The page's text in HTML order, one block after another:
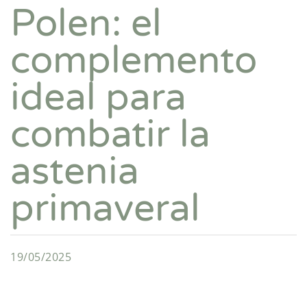
Polen: el
complemento
ideal para
combatir la
astenia
primaveral
19/05/2025